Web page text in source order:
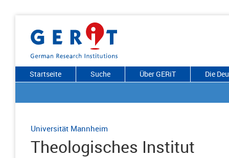
Startseite Suche Über GERiT Die
Universität Mannheim
Theologisches Institut